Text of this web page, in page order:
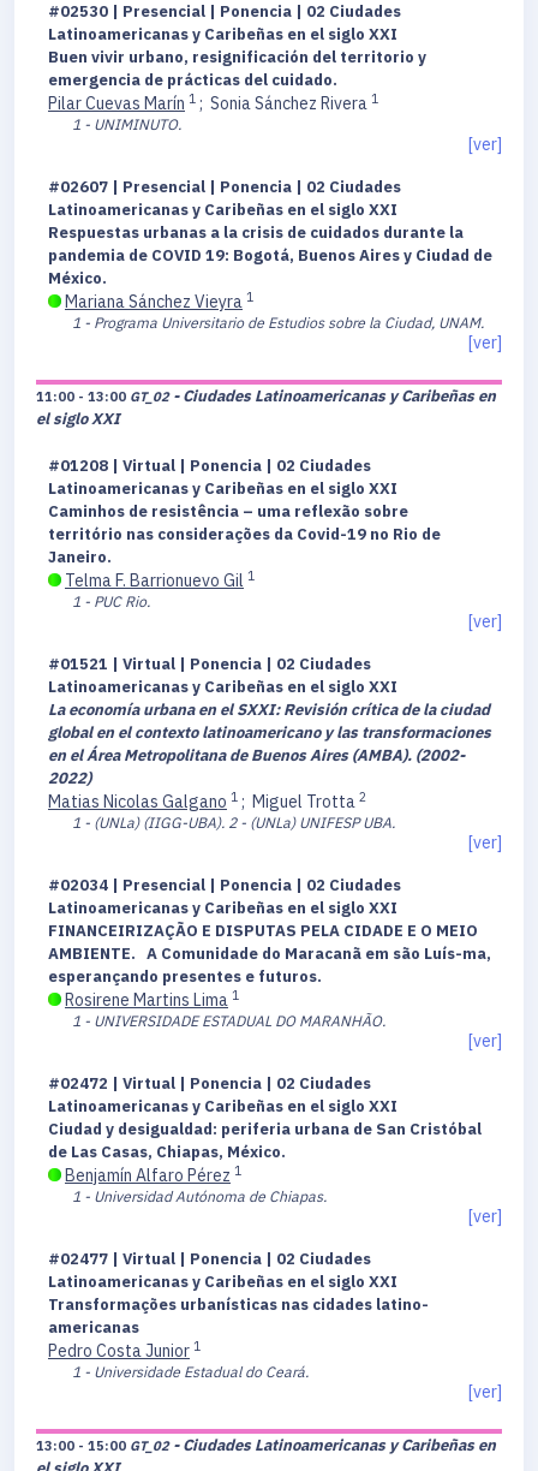
#02530 | Presencial | Ponencia | 02 Ciudades
Latinoamericanas y Caribeñas en el siglo XXI
Buen vivir urbano, resignificación del territorio y
emergencia de prácticas del cuidado.
Pilar Cuevas Marín 1 ; Sonia Sánchez Rivera 1
1 - UNIMINUTO.
[ver]
#02607 | Presencial | Ponencia | 02 Ciudades
Latinoamericanas y Caribeñas en el siglo XXI
Respuestas urbanas a la crisis de cuidados durante la
pandemia de COVID 19: Bogotá, Buenos Aires y Ciudad de
México.
Mariana Sánchez Vieyra 1
1 - Programa Universitario de Estudios sobre la Ciudad, UNAM.
[ver]
11:00 - 13:00 GT_02 - Ciudades Latinoamericanas y Caribeñas en
el siglo XXI
#01208 | Virtual | Ponencia | 02 Ciudades
Latinoamericanas y Caribeñas en el siglo XXI
Caminhos de resistência – uma reflexão sobre
território nas considerações da Covid-19 no Rio de
Janeiro.
Telma F. Barrionuevo Gil 1
1 - PUC Rio.
[ver]
#01521 | Virtual | Ponencia | 02 Ciudades
Latinoamericanas y Caribeñas en el siglo XXI
La economía urbana en el SXXI: Revisión crítica de la ciudad
global en el contexto latinoamericano y las transformaciones
en el Área Metropolitana de Buenos Aires (AMBA). (2002-
2022)
Matias Nicolas Galgano 1 ; Miguel Trotta 2
1 - (UNLa) (IIGG-UBA). 2 - (UNLa) UNIFESP UBA.
[ver]
#02034 | Presencial | Ponencia | 02 Ciudades
Latinoamericanas y Caribeñas en el siglo XXI
FINANCEIRIZAÇÃO E DISPUTAS PELA CIDADE E O MEIO
AMBIENTE. A Comunidade do Maracanã em são Luís-ma,
esperançando presentes e futuros.
Rosirene Martins Lima 1
1 - UNIVERSIDADE ESTADUAL DO MARANHÃO.
[ver]
#02472 | Virtual | Ponencia | 02 Ciudades
Latinoamericanas y Caribeñas en el siglo XXI
Ciudad y desigualdad: periferia urbana de San Cristóbal
de Las Casas, Chiapas, México.
Benjamín Alfaro Pérez 1
1 - Universidad Autónoma de Chiapas.
[ver]
#02477 | Virtual | Ponencia | 02 Ciudades
Latinoamericanas y Caribeñas en el siglo XXI
Transformações urbanísticas nas cidades latino-
americanas
Pedro Costa Junior 1
1 - Universidade Estadual do Ceará.
[ver]
13:00 - 15:00 GT_02 - Ciudades Latinoamericanas y Caribeñas en